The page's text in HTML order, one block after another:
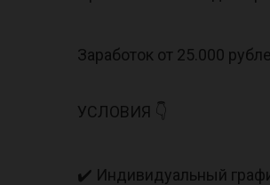
Заработок от 25.000
УСЛОВИЯ 👇
✔️ Индивидуальный